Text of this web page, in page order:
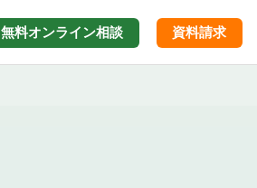
無料オンライン相談 資料請求